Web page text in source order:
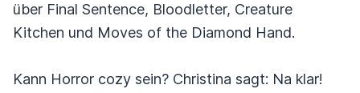
über Final Sentence, Bloodletter, Creature
Kitchen und Moves of the Diamond Hand.
Kann Horror cozy sein? Christina sagt: Na klar!